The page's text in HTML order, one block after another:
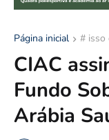
Página inicial # isso
CIAC
Fundo
Arábia